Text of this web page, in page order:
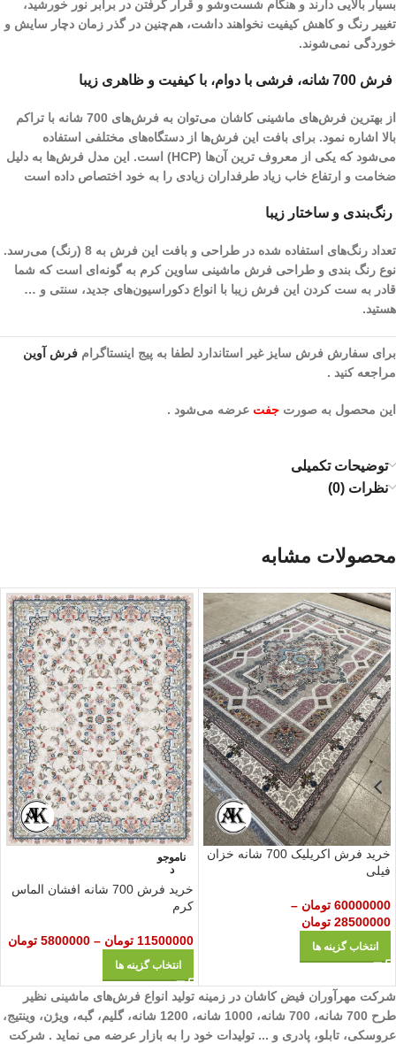
بسیار بالایی دارند و هنگام شست‌و‌شو و قرار گرفتن در برابر نور خورشید،
تغییر رنگ و کاهش کیفیت نخواهند داشت، هم‌چنین در گذر زمان دچار سایش و
خوردگی نمی‌شوند.
فرش 700 شانه، فرشی با دوام، با کیفیت و ظاهری زیبا
از بهترین فرش‌های ماشینی کاشان می‌توان به فرش‌های 700 شانه با تراکم
بالا اشاره نمود. برای بافت این فرش‌ها از دستگاه‌های مختلفی استفاده
می‌شود که یکی از معروف ترین آن‌ها (HCP) است. این مدل فرش‌ها به دلیل
ضخامت و ارتفاع خاب زیاد طرفداران زیادی را به خود اختصاص داده است
رنگ‌بندی و ساختار زیبا
تعداد رنگ‌های استفاده شده در طراحی و بافت این فرش به 8 (رنگ) می‌رسد.
نوع رنگ بندی و طراحی فرش ماشینی ساوین کرم به گونه‌ای است که شما
قادر به ست کردن این فرش زیبا با انواع دکوراسیون‌های جدید، سنتی و …
هستید.
برای سفارش فرش سایز غیر استاندارد لطفا به پیج اینستاگرام فرش آوین
مراجعه کنید .
این محصول به صورت جفت عرضه می‌شود .
توضیحات تکمیلی
نظرات (0)
محصولات مشابه
خرید فرش اکریلیک 700 شانه خزان
فیلی
60000000 تومان –
28500000 تومان
انتخاب گزینه ها
ناموجو
د
خرید فرش 700 شانه افشان الماس
کرم
11500000 تومان –
5800000 تومان
انتخاب گزینه ها
شرکت مهرآوران فیض کاشان در زمینه تولید انواع فرش‌های ماشینی نظیر
طرح 700 شانه، 700 شانه، 1000 شانه، 1200 شانه، گلیم، گبه، ویژن، وینتیج،
عروسکی، تابلو، پادری و ... تولیدات خود را به بازار عرضه می نماید . شرکت